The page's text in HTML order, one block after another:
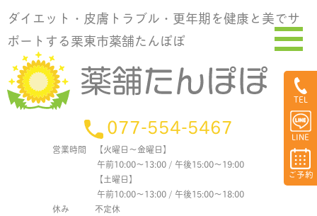
ダイエット・皮膚トラブル・更年期を健康と美でサ
ポートする栗東市薬舗たんぽぽ
077-554-5467
営業時間
【火曜日〜金曜日】
午前10:00〜13:00 / 午後15:00〜19:00
【土曜日】
午前10:00〜13:00 / 午後15:00〜18:00
休み
不定休
TEL
LINE
ご予約